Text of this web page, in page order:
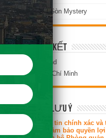
Tiến độ Sài Gòn Mystery
ĐỐI TÁC LIÊN KẾT
Gia Toàn Land
Nhà Phố Hồ Chí Minh
KHÁCH HÀNG LƯU Ý
Để có thông tin chính xác
đồng thời đảm bảo quyền